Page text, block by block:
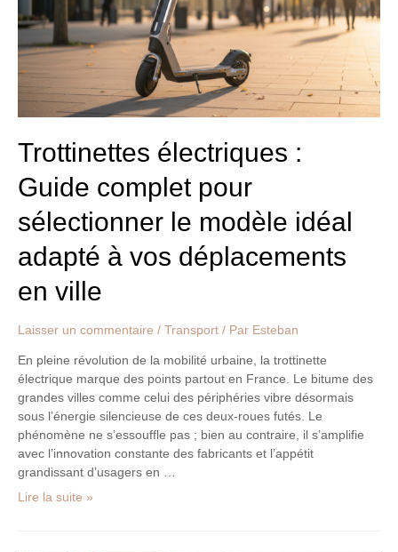
Trottinettes électriques :
Guide complet pour
sélectionner le modèle idéal
adapté à vos déplacements
en ville
Laisser un commentaire / Transport / Par Esteban
En pleine révolution de la mobilité urbaine, la trottinette
électrique marque des points partout en France. Le bitume des
grandes villes comme celui des périphéries vibre désormais
sous l’énergie silencieuse de ces deux-roues futés. Le
phénomène ne s’essouffle pas ; bien au contraire, il s’amplifie
avec l’innovation constante des fabricants et l’appétit
grandissant d’usagers en …
pour
sélectionner
le
modèle
idéal
adapté
vos
déplacements
en
ville
Lire la suite »